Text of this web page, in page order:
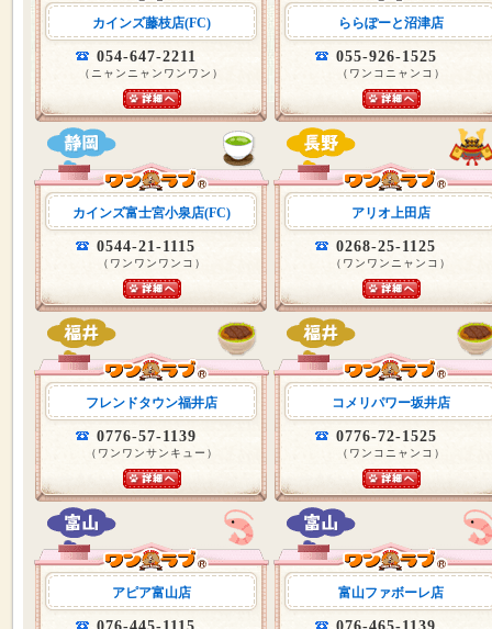
カインズ藤枝店(FC)
054-647-2211
（ニャンニャンワンワン）
ららぽーと沼津店
055-926-1525
（ワンコニャンコ）
カインズ富士宮小泉店(FC)
0544-21-1115
（ワンワンワンコ）
アリオ上田店
0268-25-1125
（ワンワンニャンコ）
フレンドタウン福井店
0776-57-1139
（ワンワンサンキュー）
コメリパワー坂井店
0776-72-1525
（ワンコニャンコ）
アピア富山店 富山ファボーレ店